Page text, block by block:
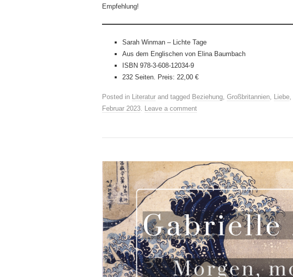
Empfehlung!
Sarah Winman – Lichte Tage
Aus dem Englischen von Elina Baumbach
ISBN 978-3-608-12034-9
232 Seiten. Preis: 22,00 €
Posted in Literatur and tagged Beziehung, Großbritannien, Liebe,
Februar 2023. Leave a comment